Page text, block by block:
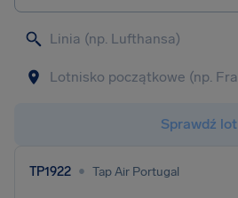
Sprawdź lot
TP1922 • Tap Air Portugal